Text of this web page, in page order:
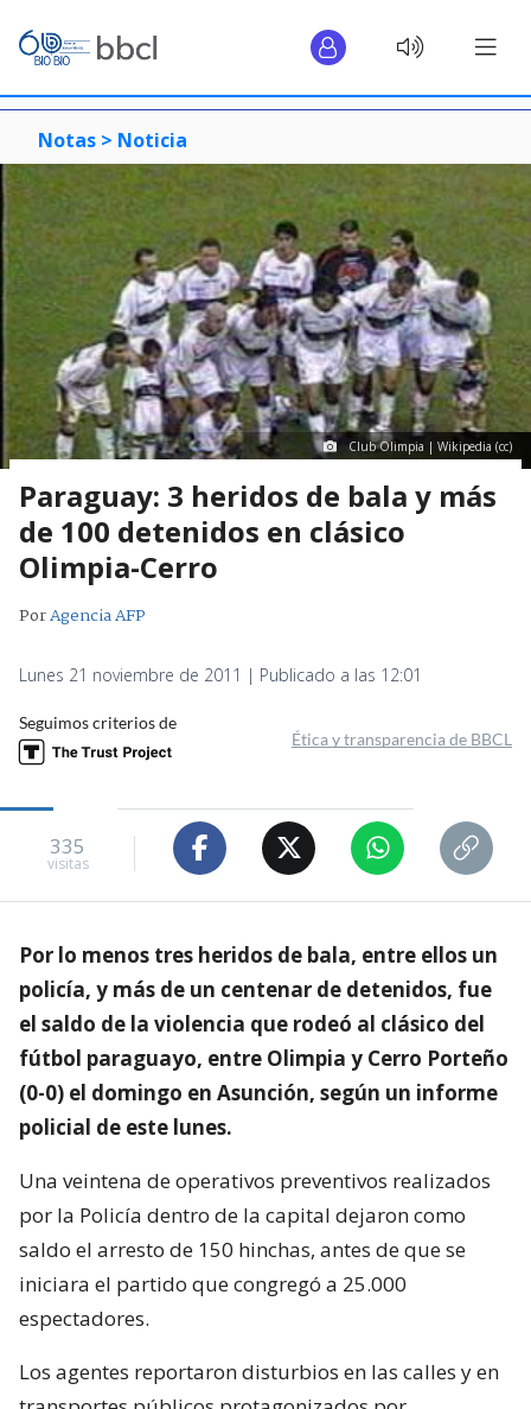
Notas > Noticia
Club Olimpia | Wikipedia (cc)
Paraguay: 3 heridos de bala y más
de 100 detenidos en clásico
Olimpia-Cerro
PorAgencia AFP
Lunes 21 noviembre de 2011 | Publicado a las 12:01
Seguimos criterios de
Ética y transparencia de BBCL
335
visitas
Por lo menos tres heridos de bala, entre ellos un
policía, y más de un centenar de detenidos, fue
el saldo de la violencia que rodeó al clásico del
fútbol paraguayo, entre Olimpia y Cerro Porteño
(0-0) el domingo en Asunción, según un informe
policial de este lunes.
Una veintena de operativos preventivos realizados
por la Policía dentro de la capital dejaron como
saldo el arresto de 150 hinchas, antes de que se
iniciara el partido que congregó a 25.000
espectadores.
Los agentes reportaron disturbios en las calles y en